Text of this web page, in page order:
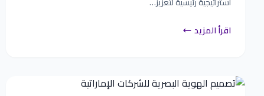
اقرأ المزيد